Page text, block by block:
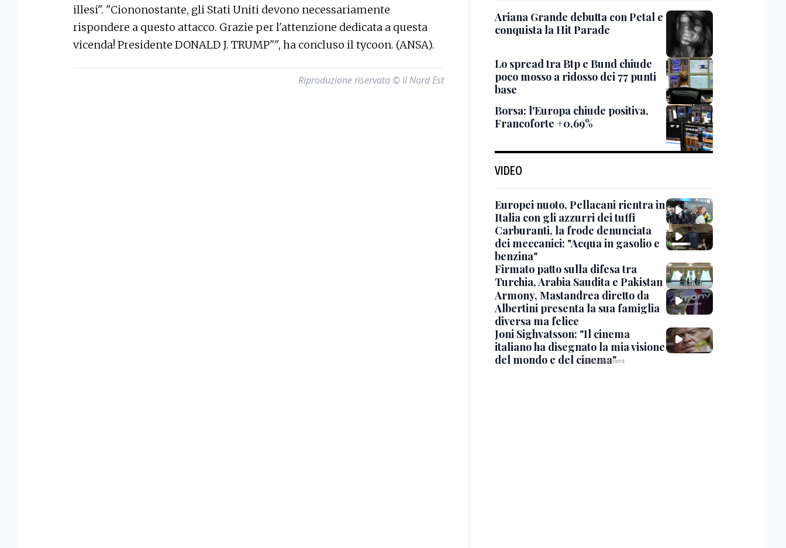
illesi". "Ciononostante, gli Stati Uniti devono necessariamente
rispondere a questo attacco. Grazie per l'attenzione dedicata a questa
vicenda! Presidente DONALD J. TRUMP"", ha concluso il tycoon. (ANSA).
Riproduzione riservata © il Nord Est
Ariana Grande debutta con Petal e
conquista la Hit Parade
Lo spread tra Btp e Bund chiude
poco mosso a ridosso dei 77 punti
base
Borsa: l'Europa chiude positiva,
Francoforte +0,69%
VIDEO
Europei nuoto, Pellacani rientra in
Italia con gli azzurri dei tuffi
Carburanti, la frode denunciata
dei meccanici: "Acqua in gasolio e
benzina"
Firmato patto sulla difesa tra
Turchia, Arabia Saudita e Pakistan
Armony, Mastandrea diretto da
Albertini presenta la sua famiglia
diversa ma felice
Joni Sighvatsson: "Il cinema
italiano ha disegnato la mia visione
del mondo e del cinema"